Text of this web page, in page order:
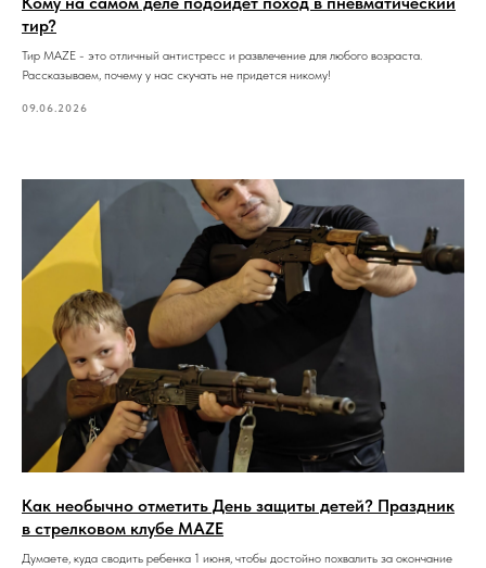
тир?
Тир MAZE - это отличный антистресс и развлечение для любого возраста.
Рассказываем, почему у нас скучать не придется никому!
09.06.2026
Как необычно отметить День защиты детей? Праздник
в стрелковом клубе MAZE
Думаете, куда сводить ребенка 1 июня, чтобы достойно похвалить за окончание